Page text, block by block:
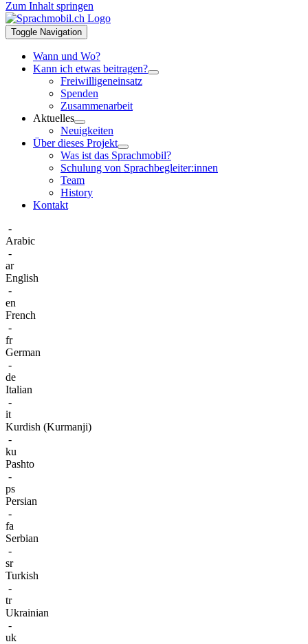
Zum Inhalt springen
Toggle Navigation
Wann und Wo?
Kann ich etwas beitragen?
Freiwilligeneinsatz
Spenden
Zusammenarbeit
Aktuelles
Neuigkeiten
Über dieses Projekt
Was ist das Sprachmobil?
Schulung von Sprachbegleiter:innen
Team
History
Kontakt
-
Arabic
-
ar
English
-
en
French
-
fr
German
-
de
Italian
-
it
Kurdish (Kurmanji)
-
ku
Pashto
-
ps
Persian
-
fa
Serbian
-
sr
Turkish
-
tr
Ukrainian
-
uk